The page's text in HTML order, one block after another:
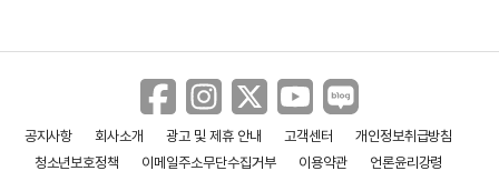
공지사항 회사소개 광고 및 제휴 안내 고객센터
개인정보취급방침
청소년보호정책
이메일주소무단수집거부 이용약관
언론윤리강령